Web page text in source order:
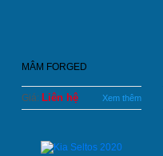
MÂM FORGED
Giá: Liên hệ Xem thêm